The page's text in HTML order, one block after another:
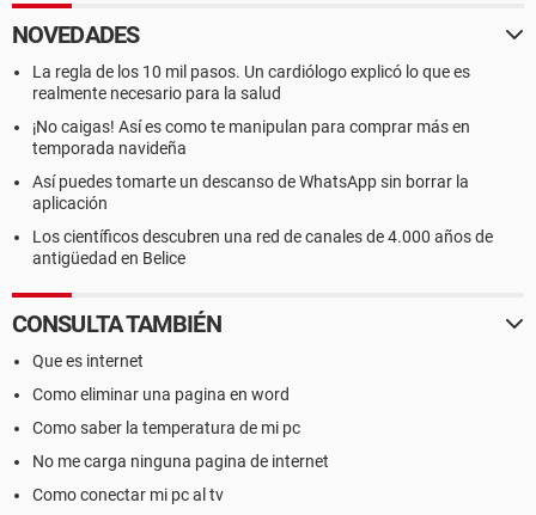
NOVEDADES
La regla de los 10 mil pasos. Un cardiólogo explicó lo que es
realmente necesario para la salud
¡No caigas! Así es como te manipulan para comprar más en
temporada navideña
Así puedes tomarte un descanso de WhatsApp sin borrar la
aplicación
Los científicos descubren una red de canales de 4.000 años de
antigüedad en Belice
CONSULTA TAMBIÉN
Que es internet
Como eliminar una pagina en word
Como saber la temperatura de mi pc
No me carga ninguna pagina de internet
Como conectar mi pc al tv